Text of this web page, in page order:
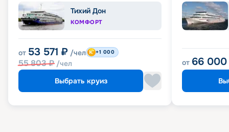
Тихий Дон
КОМФОРТ
от 53 571 ₽ /чел
55 803₽ /чел
+1 000
Выбрать круиз
от 66 000